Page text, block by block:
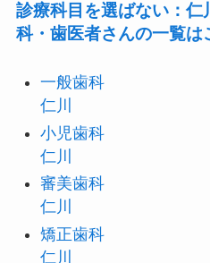
診療科目を選ばない：仁
科・歯医者さんの一覧は
一般歯科
仁川
小児歯科
仁川
審美歯科
仁川
矯正歯科
仁川